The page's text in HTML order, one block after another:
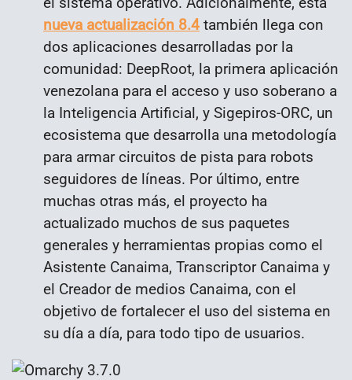
nueva actualización 8.4 también llega con
dos aplicaciones desarrolladas por la
comunidad: DeepRoot, la primera aplicación
venezolana para el acceso y uso soberano a
la Inteligencia Artificial, y Sigepiros-ORC, un
ecosistema que desarrolla una metodología
para armar circuitos de pista para robots
seguidores de líneas. Por último, entre
muchas otras más, el proyecto ha
actualizado muchos de sus paquetes
generales y herramientas propias como el
Asistente Canaima, Transcriptor Canaima y
el Creador de medios Canaima, con el
objetivo de fortalecer el uso del sistema en
su día a día, para todo tipo de usuarios.